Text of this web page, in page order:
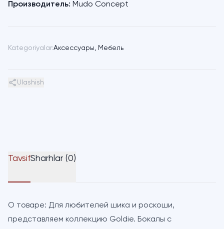
Производитель: Mudo Concept
Kategoriyalar:Аксессуары, Мебель
Ulashish
TavsifSharhlar (0)
О товаре: Для любителей шика и роскоши,
представляем коллекцию Goldie. Бокалы с